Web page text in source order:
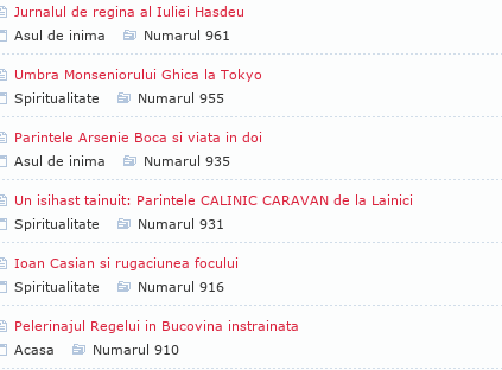
Jurnalul de regina al Iuliei Hasdeu
Asul de inima
Numarul 961
Umbra Monseniorului Ghica la Tokyo
Spiritualitate
Numarul 955
Parintele Arsenie Boca si viata in doi
Asul de inima
Numarul 935
Un isihast tainuit: Parintele CALINIC CARAVAN de la Lainici
Spiritualitate
Numarul 931
Ioan Casian si rugaciunea focului
Spiritualitate
Numarul 916
Pelerinajul Regelui in Bucovina instrainata
Acasa
Numarul 910